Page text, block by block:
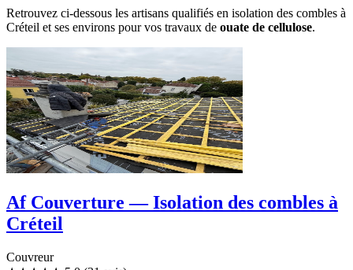
Retrouvez ci-dessous les artisans qualifiés en isolation des combles à
Créteil et ses environs pour vos travaux de ouate de cellulose.
Af Couverture — Isolation des combles à
Créteil
Couvreur